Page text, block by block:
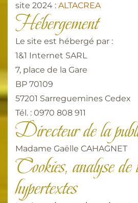
site 2024 : ALTACREA
Hébergement
Le site est hébergé par :
1&1 Internet SARL
7, place de la Gare
BP 70109
57201 Sarreguemines Cedex
Tél. : 0970 808 911
Directeur de la
Madame Gaëlle CAHAGNET
Cookies, analyse
hypertextes